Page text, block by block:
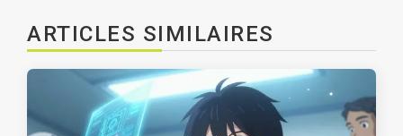
ARTICLES SIMILAIRES